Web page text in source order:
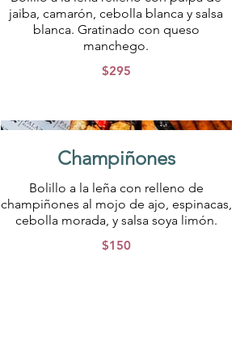
jaiba, camarón, cebolla blanca y salsa
blanca. Gratinado con queso
manchego.
$295
Champiñones
Bolillo a la leña con relleno de
champiñones al mojo de ajo, espinacas,
cebolla morada, y salsa soya limón.
$150